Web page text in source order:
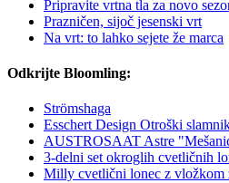
Pripravite vrtna tla za novo
Prazničen, sijoč jesenski vrt
Na vrt: to lahko sejete že marca
Odkrijte Bloomling:
Strömshaga
Esschert Design Otroški
AUSTROSAAT Astre
3-delni set okroglih cvetličnih
Milly cvetlični lonec z vložkom